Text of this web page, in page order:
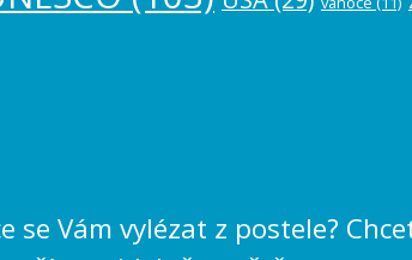
se Vám vylézat z postele?